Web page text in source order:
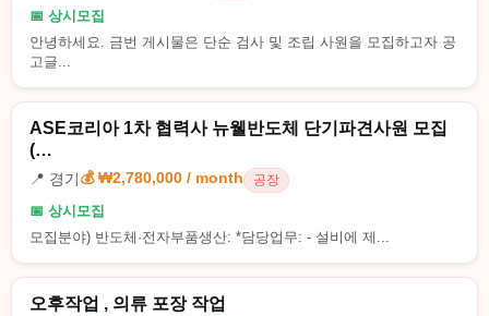
📅 상시모집
안녕하세요. 금번 게시물은 단순 검사 및 조립 사원을 모집하고자 공
고글...
ASE코리아 1차 협력사 뉴웰반도체 단기파견사원 모집
(…
📍 경기💰 ₩2,780,000 / month 공장
📅 상시모집
모집분야) 반도체·전자부품생산: *담당업무: - 설비에 제...
오후작업 , 의류 포장 작업